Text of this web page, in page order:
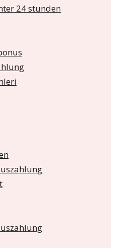
24 stunden